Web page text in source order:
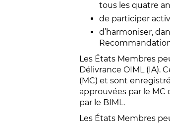
tous les quatre
de participer
d’harmoniser,
Les États Membres
Délivrance OIML (IA).
(MC) et sont
approuvées par le MC
par le BIML.
Les États Membres